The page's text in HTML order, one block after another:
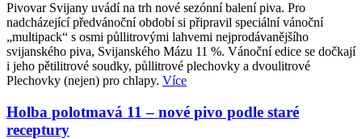
Pivovar Svijany uvádí na trh nové sezónní balení piva. Pro
nadcházející předvánoční období si připravil speciální vánoční
„multipack“ s osmi půllitrovými lahvemi nejprodávanějšího
svijanského piva, Svijanského Mázu 11 %. Vánoční edice se dočkají
i jeho pětilitrové soudky, půllitrové plechovky a dvoulitrové
Plechovky (nejen) pro chlapy. Více
Holba polotmavá 11 – nové pivo podle staré
receptury